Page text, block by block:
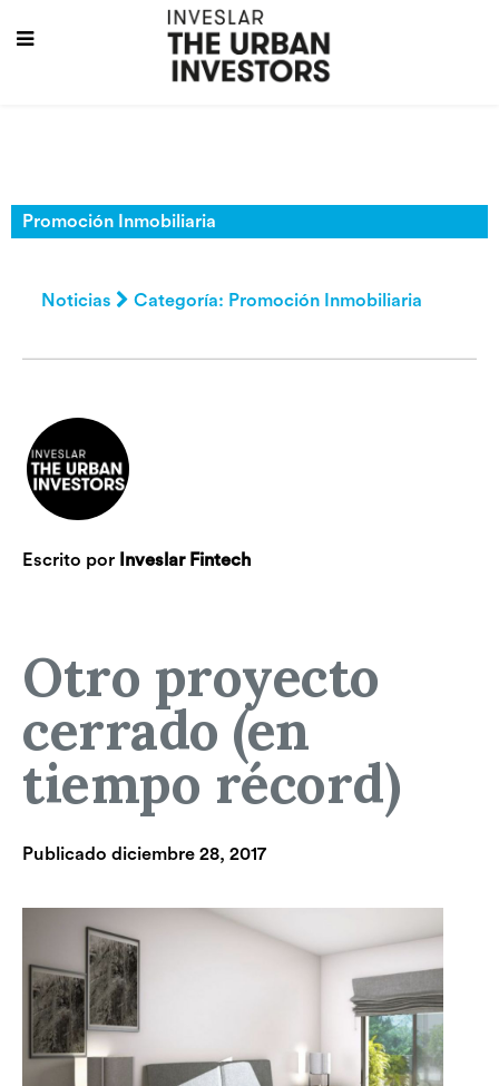
Promoción Inmobiliaria
Noticias Categoría: Promoción Inmobiliaria
Escrito por Inveslar Fintech
Otro proyecto
cerrado (en
tiempo récord)
Publicado diciembre 28, 2017